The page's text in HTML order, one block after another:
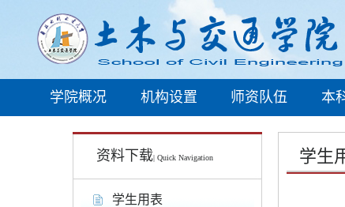
学院概况 机构设置 师资队伍 本
资料下载| Quick Navigation
学生用表
学生